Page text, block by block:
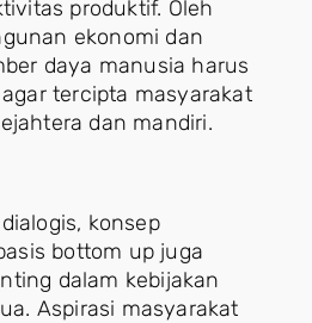
produktif. Oleh
ekonomi dan
daya manusia harus
tercipta masyarakat
dan mandiri.
konsep
bottom up juga
dalam kebijakan
Aspirasi masyarakat